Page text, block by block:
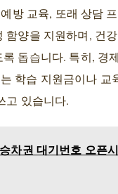
방 교육, 또래 상담
함양을 지원하며, 건
돕습니다. 특히, 경
학습 지원금이나 교
고 있습니다.
차권 대기번호 오픈